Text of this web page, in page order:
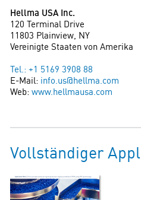
Hellma USA Inc.
120 Terminal Drive
11803 Plainview, NY
Vereinigte Staaten von Amerika
Tel.: +1 5169 3908 88
E-Mail: info.us@hellma.com
Web:www.hellmausa.com
Vollständiger